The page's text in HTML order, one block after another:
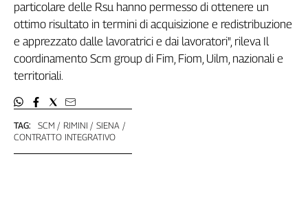
Sicilia
Toscana
Trentino
Umbria
Valle
D'Aosta
Archivio
Storico
TAG: SCM RIMINI
SIENA
CONTRATTO INTEGRATIVO
particolare delle Rsu hanno permesso di ottenere un
ottimo risultato in termini di acquisizione e redistribuzione
e apprezzato dalle lavoratrici e dai lavoratori", rileva Il
coordinamento Scm group di Fim, Fiom, Uilm, nazionali e
territoriali.